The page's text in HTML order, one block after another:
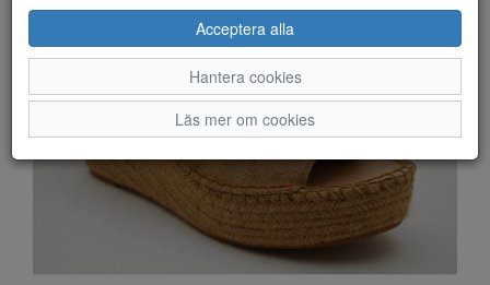
Acceptera alla
Hantera cookies
Läs mer om cookies